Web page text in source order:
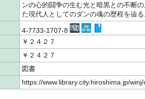
ンの心的闘争の生む光と暗黒との不断
た現代人としてのダンの魂の歴程を辿
4-7733-1707-8
￥２４２７
￥２４２７
図書
https://www.library.city.hiroshima.jp/